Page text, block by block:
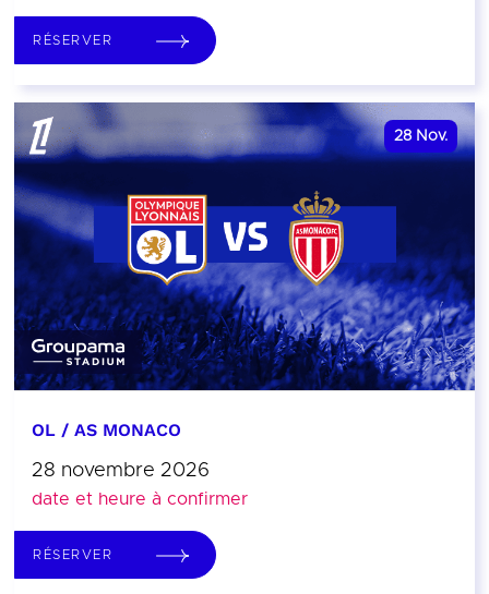
RÉSERVER
28 Nov.
OL / AS MONACO
28 novembre 2026
date et heure à confirmer
RÉSERVER